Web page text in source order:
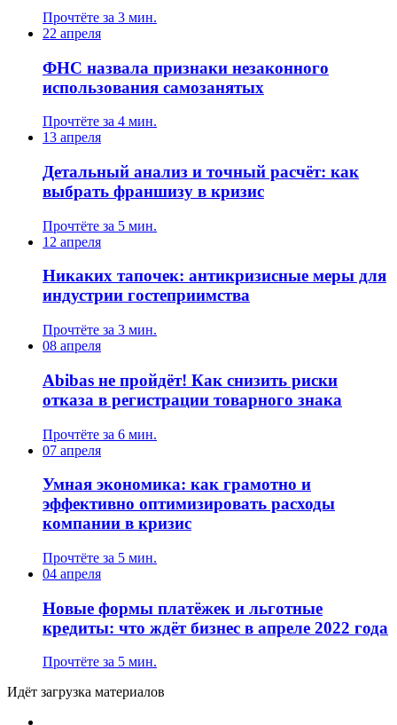
Прочтёте за 3 мин.
22 апреля
ФНС назвала признаки незаконного
использования самозанятых
Прочтёте за 4 мин.
13 апреля
Детальный анализ и точный расчёт: как
выбрать франшизу в кризис
Прочтёте за 5 мин.
12 апреля
Никаких тапочек: антикризисные меры для
индустрии гостеприимства
Прочтёте за 3 мин.
08 апреля
Abibas не пройдёт! Как снизить риски
отказа в регистрации товарного знака
Прочтёте за 6 мин.
07 апреля
Умная экономика: как грамотно и
эффективно оптимизировать расходы
компании в кризис
Прочтёте за 5 мин.
04 апреля
Новые формы платёжек и льготные
кредиты: что ждёт бизнес в апреле 2022 года
Прочтёте за 5 мин.
Идёт загрузка материалов